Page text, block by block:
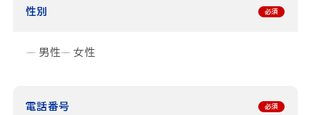
性別
男性 女性
電話番号